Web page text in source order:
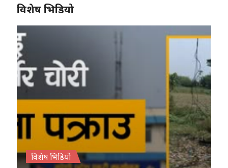
विशेष भिडियो
विशेष भिडियो